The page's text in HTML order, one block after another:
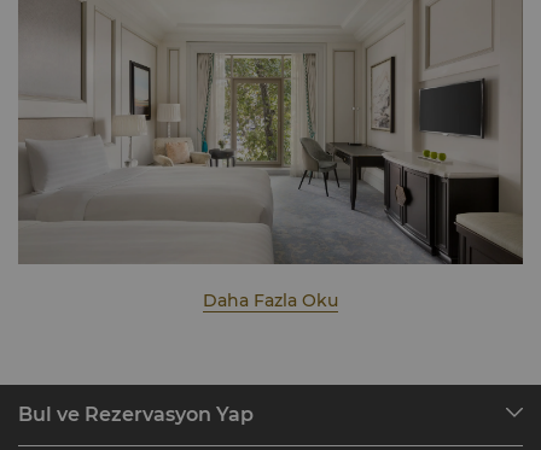
Daha Fazla Oku
Bul ve Rezervasyon Yap